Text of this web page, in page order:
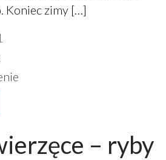
Koniec zimy […]
– ryby